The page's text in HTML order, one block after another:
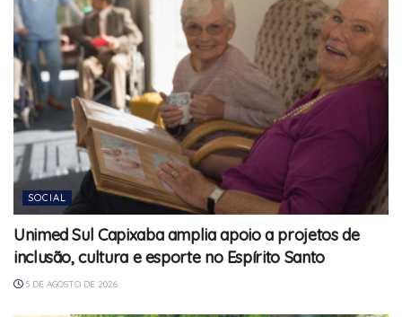
SOCIAL
Unimed Sul Capixaba amplia apoio a projetos de
inclusão, cultura e esporte no Espírito Santo
5 DE AGOSTO DE 2026